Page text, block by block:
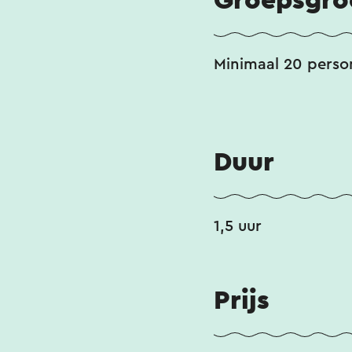
Minimaal 20
Duur
1,5 uur
Prijs